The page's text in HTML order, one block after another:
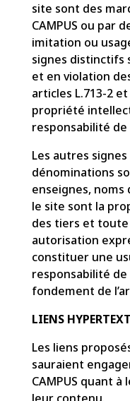
site sont des
CAMPUS ou par
imitation ou
signes distinctifs
et en violation
articles L.713-2
propriété
responsabilité
Les autres
dénominations
enseignes,
le site sont la
des tiers et
autorisation
constituer une
responsabilité
fondement de
LIENS
Les liens
sauraient
CAMPUS quant à